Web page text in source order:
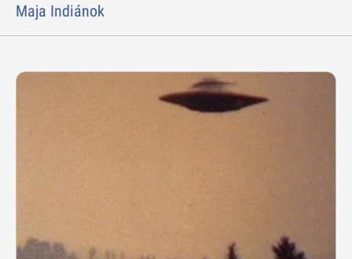
Maja Indiánok